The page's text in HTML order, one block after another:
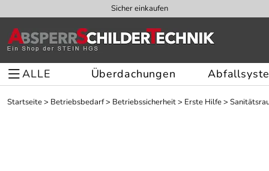
Sicher einkaufen
ALLE Überdachungen
Startseite> Betriebsbedarf> Betriebssicherheit> Erste Hilfe>